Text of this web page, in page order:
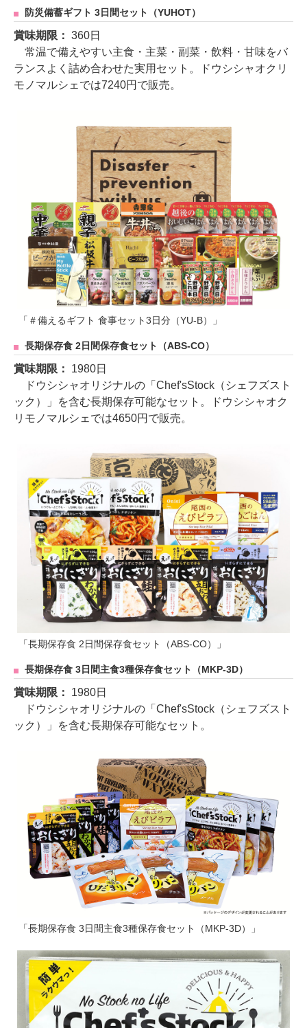
防災備蓄ギフト 3日間セット（YUHOT）
賞味期限： 360日
常温で備えやすい主食・主菜・副菜・飲料・甘味をバ
ランスよく詰め合わせた実用セット。ドウシシャオクリ
モノマルシェでは7240円で販売。
「＃備えるギフト 食事セット3日分（YU-B）」
長期保存食 2日間保存食セット（ABS-CO）
賞味期限： 1980日
ドウシシャオリジナルの「Chef'sStock（シェフズスト
ック）」を含む長期保存可能なセット。ドウシシャオク
リモノマルシェでは4650円で販売。
「長期保存食 2日間保存食セット（ABS-CO）」
長期保存食 3日間主食3種保存食セット（MKP-3D）
賞味期限： 1980日
ドウシシャオリジナルの「Chef'sStock（シェフズスト
ック）」を含む長期保存可能なセット。
「長期保存食 3日間主食3種保存食セット（MKP-3D）」